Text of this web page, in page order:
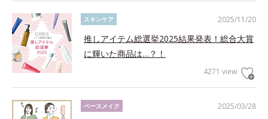
2025/11/20
スキンケア
推しアイテム総選挙2025結果発表！総合大賞
に輝いた商品は…？！
4271 view
2025/03/28
ベースメイク